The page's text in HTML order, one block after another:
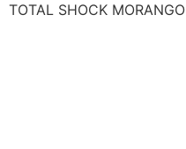
TOTAL SHOCK MORANGO